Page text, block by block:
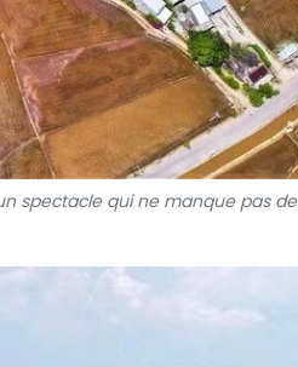
spectacle qui ne manque pas de